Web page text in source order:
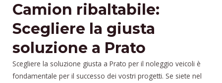
Camion ribaltabile:
Scegliere la giusta
soluzione a Prato
Scegliere la soluzione giusta a Prato per il noleggio veicoli è
fondamentale per il successo dei vostri progetti. Se siete nel